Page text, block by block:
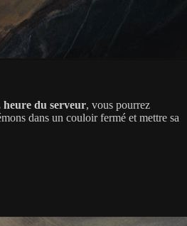
heure du serveur, vous pourrez
dans un couloir fermé et mettre sa